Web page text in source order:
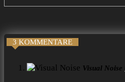
3 KOMMENTARE
Visual Noise